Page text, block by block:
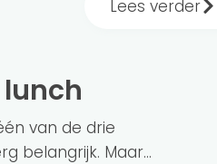
Lees verder
lunch
van de drie
belangrijk. Maar...